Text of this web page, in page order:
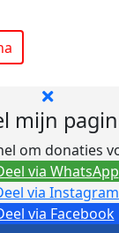
mijn
om donaties
via Facebook
via Instagram
via WhatsApp